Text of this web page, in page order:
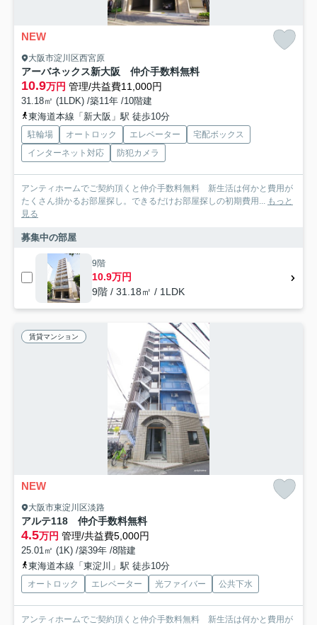
NEW
大阪市淀川区西宮原
アーバネックス新大阪 仲介手数料無料
10.9万円 管理/共益費11,000円
31.18㎡ (1LDK) /築11年 /10階建
東海道本線「新大阪」駅 徒歩10分
駐輪場 オートロック エレベーター
宅配ボックス
インターネット対応
防犯カメラ
アンティホームでご契約頂くと仲介手数料無料 新生活は何かと費用が
たくさん掛かるお部屋探し。できるだけお部屋探しの初期費用... もっと
見る
募集中の部屋
9階
10.9万円
9階 / 31.18㎡ / 1LDK
賃貸マンション
NEW
大阪市東淀川区淡路
アルテ118 仲介手数料無料
4.5万円 管理/共益費5,000円
25.01㎡ (1K) /築39年 /8階建
東海道本線「東淀川」駅 徒歩10分
オートロック エレベーター 光ファイバー 公共下水
アンティホームでご契約頂くと仲介手数料無料 新生活は何かと費用が